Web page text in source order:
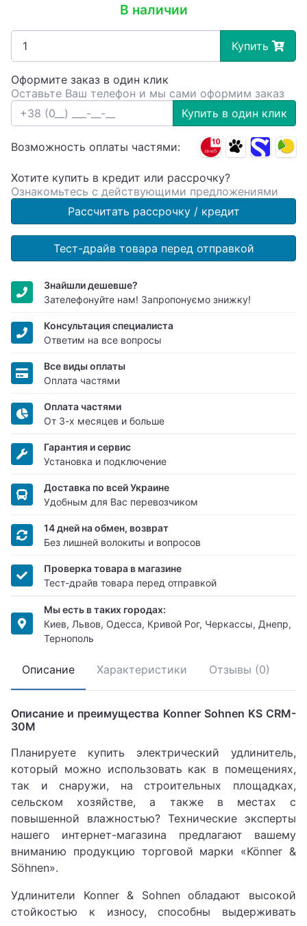
В наличии
Купить
Оформите заказ в один клик
Оставьте Ваш телефон и мы сами оформим заказ
Купить в один клик
Возможность оплаты частями:
Хотите купить в кредит или рассрочку?
Ознакомьтесь с действующими предложениями
Рассчитать рассрочку / кредит
Тест-драйв товара перед отправкой
Знайшли дешевше?
Зателефонуйте нам! Запропонуємо знижку!
Консультация специалиста
Ответим на все вопросы
Все виды оплаты
Оплата частями
Оплата частями
От 3-х месяцев и больше
Гарантия и сервис
Установка и подключение
Доставка по всей Украине
Удобным для Вас перевозчиком
14 дней на обмен, возврат
Без лишней волокиты и вопросов
Проверка товара в магазине
Тест-драйв товара перед отправкой
Мы есть в таких городах:
Киев, Львов, Одесса, Кривой Рог, Черкассы, Днепр,
Тернополь
Описание Характеристики Отзывы (0)
Описание и преимущества Konner Sohnen KS CRM-
30M
Планируете купить электрический удлинитель,
который можно использовать как в помещениях,
так и снаружи, на строительных площадках,
сельском хозяйстве, а также в местах с
повышенной влажностью? Технические эксперты
нашего интернет-магазина предлагают вашему
вниманию продукцию торговой марки «Könner &
Söhnen».
Удлинители Konner & Sohnen обладают высокой
стойкостью к износу, способны выдерживать